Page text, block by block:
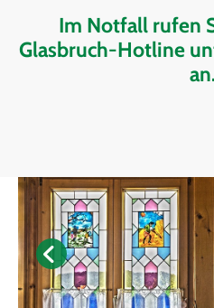
Im Notfall rufen
Glasbruch-Hotline
an.